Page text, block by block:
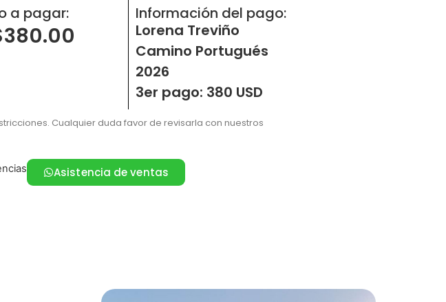
a pagar:
380.00
Información del pago:
Lorena Treviño
Camino Portugués
2026
3er pago: 380 USD
Cualquier duda favor de revisarla con nuestros
Asistencia de ventas